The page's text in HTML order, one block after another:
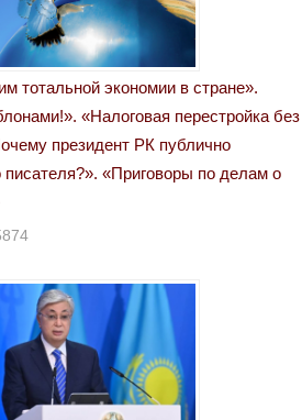
тотальной экономии в стране».
«Налоговая перестройка без
президент РК публично
«Приговоры по делам о